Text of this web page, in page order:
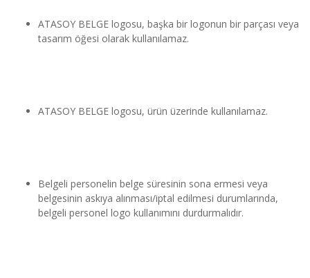
ATASOY BELGE logosu, başka bir logonun bir parçası veya
tasarım öğesi olarak kullanılamaz.
ATASOY BELGE logosu, ürün üzerinde kullanılamaz.
Belgeli personelin belge süresinin sona ermesi veya
belgesinin askıya alınması/iptal edilmesi durumlarında,
belgeli personel logo kullanımını durdurmalıdır.